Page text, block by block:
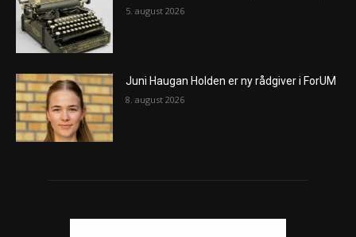
5. august 2026
Juni Haugan Holden er ny rådgiver i ForUM
8. august 2026